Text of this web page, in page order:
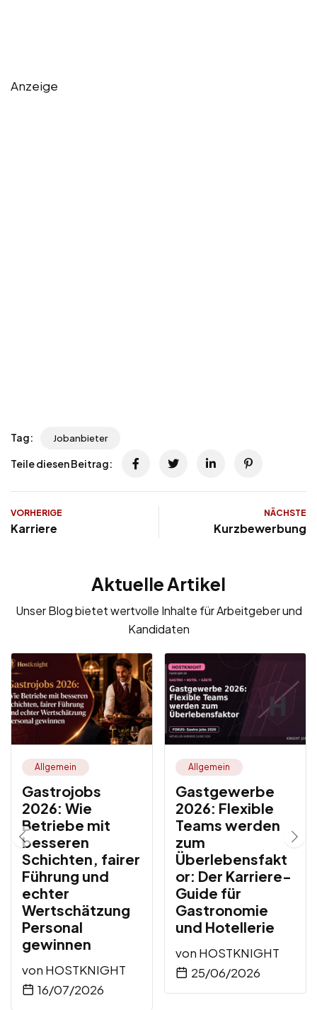
Anzeige
Tag: Jobanbieter
Teile diesen Beitrag:
VORHERIGE
Karriere
NÄCHSTE
Kurzbewerbung
Aktuelle Artikel
Unser Blog bietet wertvolle Inhalte für Arbeitgeber und
Kandidaten
Allgemein
Gastrojobs
2026: Wie
Betriebe mit
besseren
Schichten, fairer
Führung und
echter
Wertschätzung
Personal
gewinnen
von HOSTKNIGHT
16/07/2026
Allgemein
Gastgewerbe
2026: Flexible
Teams werden
zum
Überlebensfakt
or: Der Karriere-
Guide für
Gastronomie
und Hotellerie
von HOSTKNIGHT
25/06/2026